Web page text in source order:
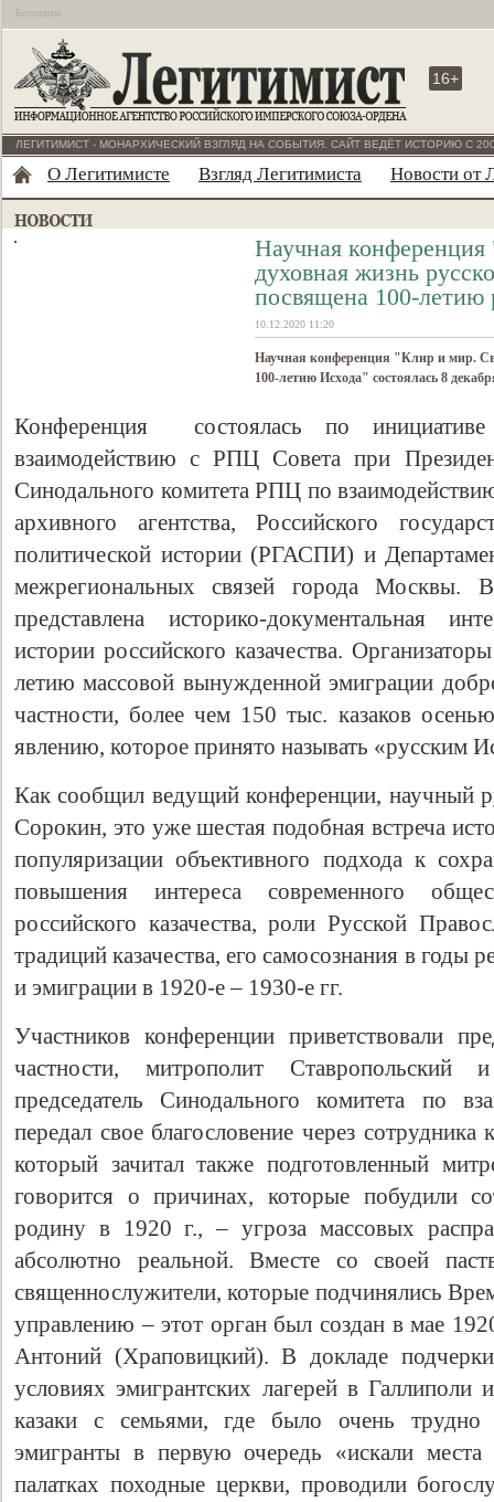
Бесплатно
16+
ЛЕГИТИМИСТ - МОНАРХИЧЕСКИЙ ВЗГЛЯД НА СОБЫТИЯ. САЙТ ВЕДЁТ ИСТОРИЮ С
О Легитимисте Взгляд Легитимиста Новости от
Научная
духовная жизнь
посвящена 100-летию
10.12.2020 11:20
Научная конференция "Клир и мир.
100-летию Исхода" состоялась 8
Конференция состоялась по
взаимодействию с РПЦ Совета при
Синодального комитета РПЦ по
архивного агентства, Российского
политической истории (РГАСПИ) и
межрегиональных связей города Москвы.
представлена историко-документальная
истории российского казачества.
летию массовой вынужденной эмиграции
частности, более чем 150 тыс. казаков
явлению, которое принято называть «русским
Как сообщил ведущий конференции, научный
Сорокин, это уже шестая подобная встреча
популяризации объективного подхода к
повышения интереса современного
российского казачества, роли Русской
традиций казачества, его самосознания в
и эмиграции в 1920-е – 1930-е гг.
Участников конференции приветствовали
частности, митрополит Ставропольский
председатель Синодального комитета по
передал свое благословение через
который зачитал также подготовленный
говорится о причинах, которые побудили
родину в 1920 г., – угроза массовых
абсолютно реальной. Вместе со своей
священнослужители, которые подчинялись
управлению – этот орган был создан в мае
Антоний (Храповицкий). В докладе
условиях эмигрантских лагерей в Галлиполи
казаки с семьями, где было очень трудно
эмигранты в первую очередь «искали
палатках походные церкви, проводили
Свидетельство